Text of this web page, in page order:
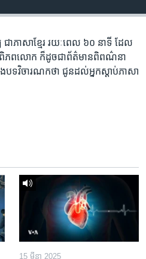
យុ ​ជាភាសា​ខ្មែរ​ រយៈ​ពេល​ ៦០​ នាទី ដែល​
ពិភព​លោក ​ក៏ដូច​ជា​ព័ត៌មាន​ពិពណ៌នា
ង​បទ​វិចារណកថា​ ជូន​ដល់​អ្នក​ស្តាប់​ភាសា​
15 មីនា 2025